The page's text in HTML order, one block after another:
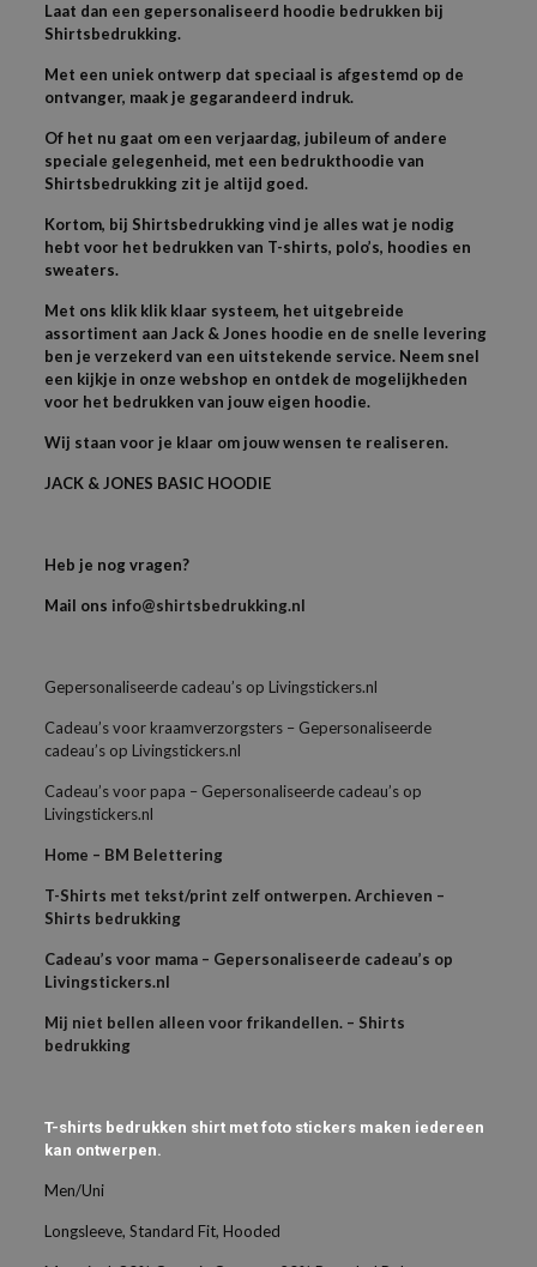
Laat dan een gepersonaliseerd hoodie bedrukken bij
Shirtsbedrukking.
Met een uniek ontwerp dat speciaal is afgestemd op de
ontvanger, maak je gegarandeerd indruk.
Of het nu gaat om een verjaardag, jubileum of andere
speciale gelegenheid, met een bedrukthoodie van
Shirtsbedrukking zit je altijd goed.
Kortom, bij Shirtsbedrukking vind je alles wat je nodig
hebt voor het bedrukken van T-shirts, polo’s, hoodies en
sweaters.
Met ons klik klik klaar systeem, het uitgebreide
assortiment aan Jack & Jones hoodie en de snelle levering
ben je verzekerd van een uitstekende service. Neem snel
een kijkje in onze webshop en ontdek de mogelijkheden
voor het bedrukken van jouw eigen hoodie.
Wij staan voor je klaar om jouw wensen te realiseren.
JACK & JONES BASIC HOODIE
Heb je nog vragen?
Mail ons info@shirtsbedrukking.nl
Gepersonaliseerde cadeau’s op Livingstickers.nl
Cadeau’s voor kraamverzorgsters – Gepersonaliseerde
cadeau’s op Livingstickers.nl
Cadeau’s voor papa – Gepersonaliseerde cadeau’s op
Livingstickers.nl
Home – BM Belettering
T-Shirts met tekst/print zelf ontwerpen. Archieven –
Shirts bedrukking
Cadeau’s voor mama – Gepersonaliseerde cadeau’s op
Livingstickers.nl
Mij niet bellen alleen voor frikandellen. – Shirts
bedrukking
T-shirts bedrukken shirt met foto stickers maken iedereen
kan ontwerpen.
Men/Uni
Longsleeve, Standard Fit, Hooded